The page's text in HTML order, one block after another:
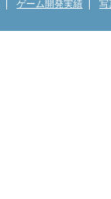
ゲーム開発実績 写